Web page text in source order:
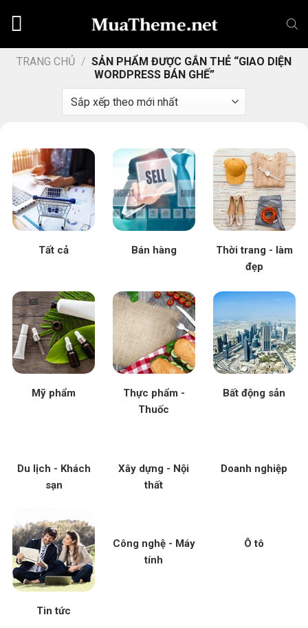
dungTRANG CHỦ / SẢN PHẨM ĐƯỢC GẮN THẺ “GIAO DIỆN
WORDPRESS BÁN GHẾ”
Tất cả Bán hàng
Thời trang - làm
đẹp
Mỹ phẩm
Thực phẩm -
Thuốc
Bất động sản
Du lịch - Khách
sạn
Xây dựng - Nội
thất
Doanh nghiệp
Tin tức
Công nghệ - Máy
tính
Ô tô